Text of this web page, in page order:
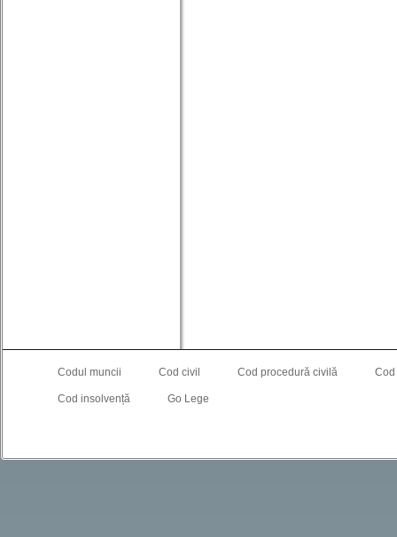
Codul muncii Cod civil Cod procedură civilă
Cod insolvență Go Lege